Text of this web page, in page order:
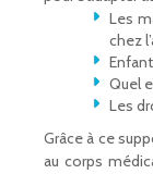
Les
chez
Quel
Les
Grâce à ce
au corps